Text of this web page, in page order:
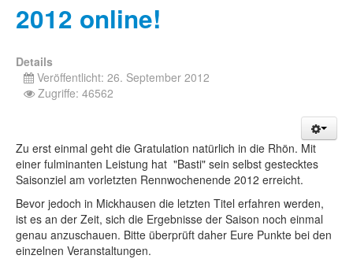
2012 online!
Details
Veröffentlicht: 26. September 2012
Zugriffe: 46562
Zu erst einmal geht die Gratulation natürlich in die Rhön. Mit
einer fulminanten Leistung hat "Basti" sein selbst gestecktes
Saisonziel am vorletzten Rennwochenende 2012 erreicht.
Bevor jedoch in Mickhausen die letzten Titel erfahren werden,
ist es an der Zeit, sich die Ergebnisse der Saison noch einmal
genau anzuschauen. Bitte überprüft daher Eure Punkte bei den
einzelnen Veranstaltungen.